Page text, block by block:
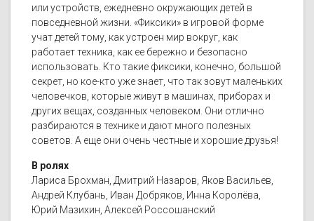
или устройств, ежедневно окружающих детей в
повседневной жизни. «Фиксики» в игровой форме
учат детей тому, как устроен мир вокруг, как
работает техника, как ее бережно и безопасно
использовать. Кто такие фиксики, конечно, большой
секрет, но кое-кто уже знает, что так зовут маленьких
человечков, которые живут в машинах, приборах и
других вещах, созданных человеком. Они отлично
разбираются в технике и дают много полезных
советов. А еще они очень честные и хорошие друзья!
В ролях
Лариса Брохман, Дмитрий Назаров, Яков Васильев,
Андрей Клубань, Иван Добряков, Инна Королёва,
Юрий Мазихин, Алексей Россошанский